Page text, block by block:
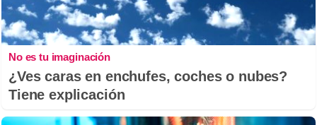
No es tu imaginación
¿Ves caras en enchufes, coches o nubes?
Tiene explicación